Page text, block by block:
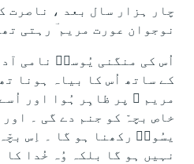
چار ہزار سال بعد ، ناصرت
نوجوان عورت مریم ؔ رہتی
اُس کی منگنی یُوسفؔ نامی
کے ساتھ اُس کا بیاہ ہونا
مریم ؔ پر ظاہِر ہُوا اور
خاص بچہّ کو جنم دے گی ۔
یسُوعؔ رکھنا ہو گا ۔ اِس
نہیں ہو گا بلکہ وُہ خُدا کا